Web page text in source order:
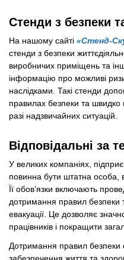
Стенди з безпеки
На нашому сайті «Стенд-
стенди з безпеки
виробничих приміщень та
інформацію про можливі
наслідками. Такі стенди
правилах безпеки та
разі надзвичайних ситуацій.
Відповідальні за
У великих компаніях,
повинна бути штатна особа,
Її обов’язки включають
дотримання правил безпеки
евакуації. Це дозволяє
працівників і покращити
Дотримання правил